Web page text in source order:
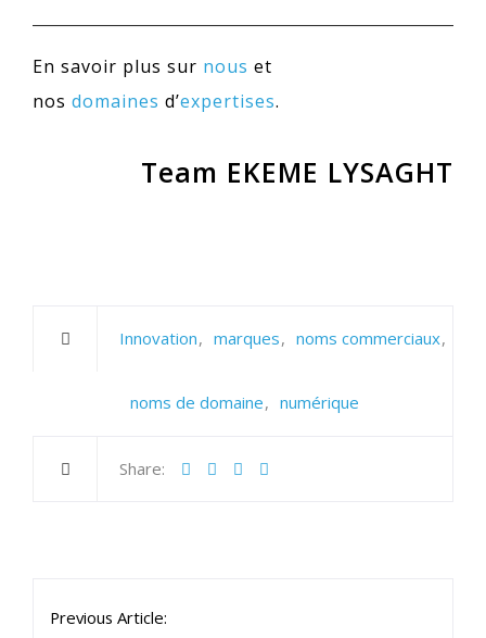
En savoir plus sur nous et
nos domaines d’expertises.
Team EKEME LYSAGHT
Innovation marques noms commerciaux
noms de domaine numérique
Share:
Previous Article: